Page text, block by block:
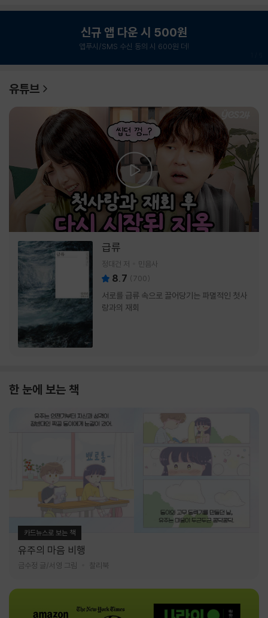
신규 앱 다운 시 500원
앱푸시/SMS 수신 동의 시 600원 더!
유튜브
급류
정대건 저 민음사
8.7 (700)
서로를 급류 속으로 끌어당기는 파멸적인 첫사
랑과의 재회
한 눈에 보는 책
카드뉴스로 보는 책
유주의 마음 비행
금수정 글/서영 그림 찰리북